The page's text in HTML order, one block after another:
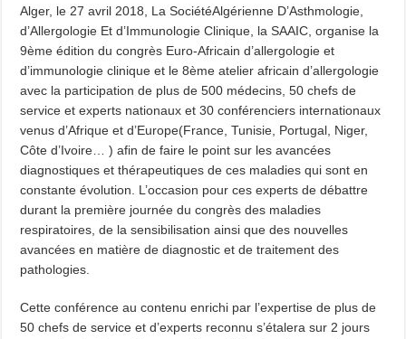
Alger, le 27 avril 2018, La SociétéAlgérienne D’Asthmologie,
d’Allergologie Et d’Immunologie Clinique, la SAAIC, organise la
9ème édition du congrès Euro-Africain d’allergologie et
d’immunologie clinique et le 8ème atelier africain d’allergologie
avec la participation de plus de 500 médecins, 50 chefs de
service et experts nationaux et 30 conférenciers internationaux
venus d’Afrique et d’Europe(France, Tunisie, Portugal, Niger,
Côte d’Ivoire… ) afin de faire le point sur les avancées
diagnostiques et thérapeutiques de ces maladies qui sont en
constante évolution. L’occasion pour ces experts de débattre
durant la première journée du congrès des maladies
respiratoires, de la sensibilisation ainsi que des nouvelles
avancées en matière de diagnostic et de traitement des
pathologies.
Cette conférence au contenu enrichi par l’expertise de plus de
50 chefs de service et d’experts reconnu s’étalera sur 2 jours